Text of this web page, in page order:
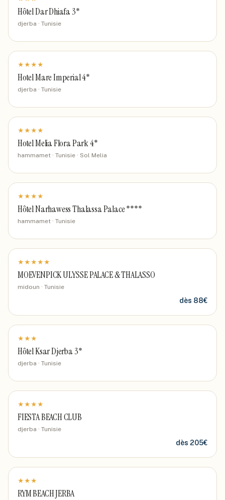
Hôtel Dar Dhiafa 3*
djerba · Tunisie
★ ★ ★ ★
Hotel Mare Imperial 4*
djerba · Tunisie
★ ★ ★ ★
Hotel Melia Flora Park 4*
hammamet · Tunisie · Sol Melia
★ ★ ★ ★
Hôtel Narhawess Thalassa Palace ****
hammamet · Tunisie
★ ★ ★ ★ ★
MOEVENPICK ULYSSE PALACE & THALASSO
midoun · Tunisie
dès 88€
★ ★ ★
Hôtel Ksar Djerba 3*
djerba · Tunisie
★ ★ ★ ★
FIESTA BEACH CLUB
djerba · Tunisie
dès 205€
★ ★ ★
RYM BEACH JERBA